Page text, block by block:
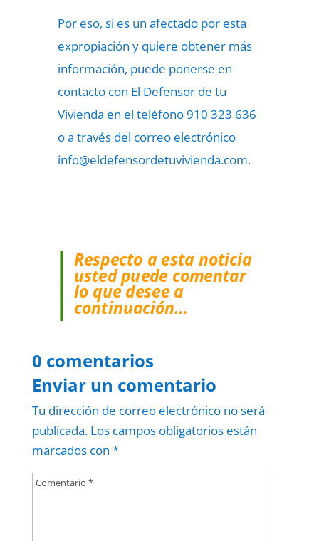
Por eso, si es un afectado por esta
expropiación y quiere obtener más
información, puede ponerse en
contacto con El Defensor de tu
Vivienda en el teléfono 910 323 636
o a través del correo electrónico
info@eldefensordetuvivienda.com.
Respecto a esta noticia
usted puede comentar
lo que desee a
continuación…
0 comentarios
Enviar un comentario
Tu dirección de correo electrónico no será
publicada. Los campos obligatorios están
marcados con *